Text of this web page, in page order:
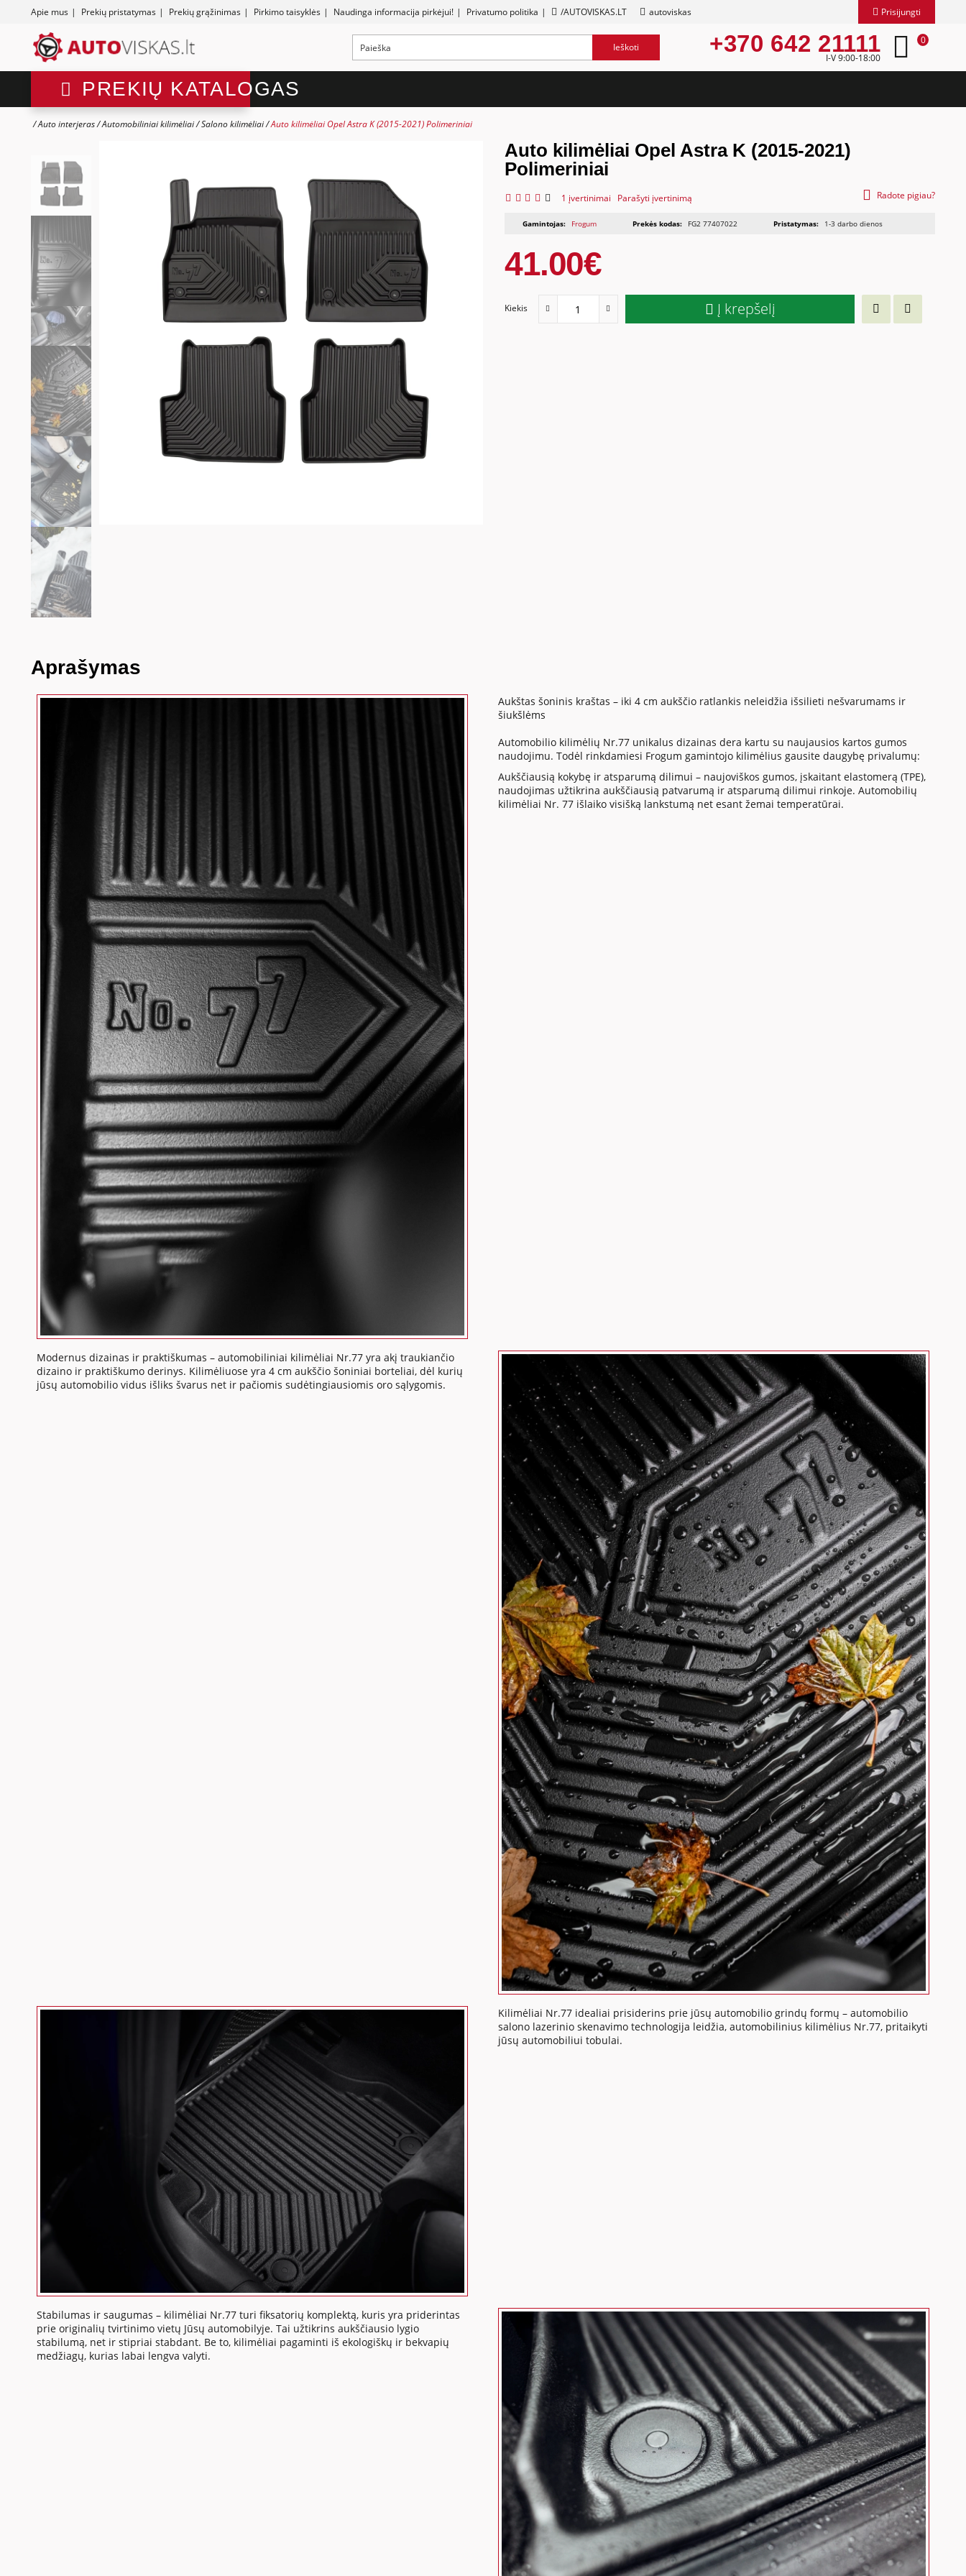
Apie mus | Prekių pristatymas | Prekių grąžinimas | Pirkimo taisyklės | Naudinga informacija pirkėjui! | Privatumo politika | /AUTOVISKAS.LT autoviskas Prisijungti
Ieškoti +370 642 21111
I-V 9:00-18:00
0
PREKIŲ KATALOGAS
Auto interjeras Automobiliniai kilimėliai Salono kilimėliai Auto kilimėliai Opel Astra K (2015-2021) Polimeriniai
Auto kilimėliai Opel Astra K (2015-2021)
Polimeriniai
1 įvertinimai Parašyti įvertinimą Radote pigiau?
Gamintojas: Frogum Prekės kodas: FG2 77407022 Pristatymas: 1-3 darbo dienos
41.00€
Kiekis Į krepšelį
Aprašymas
Aukštas šoninis kraštas – iki 4 cm aukščio ratlankis neleidžia išsilieti nešvarumams ir
šiukšlėms
Automobilio kilimėlių Nr.77 unikalus dizainas dera kartu su naujausios kartos gumos
naudojimu. Todėl rinkdamiesi Frogum gamintojo kilimėlius gausite daugybę privalumų:
Aukščiausią kokybę ir atsparumą dilimui – naujoviškos gumos, įskaitant elastomerą (TPE),
naudojimas užtikrina aukščiausią patvarumą ir atsparumą dilimui rinkoje. Automobilių
kilimėliai Nr. 77 išlaiko visišką lankstumą net esant žemai temperatūrai.
Modernus dizainas ir praktiškumas – automobiliniai kilimėliai Nr.77 yra akį traukiančio
dizaino ir praktiškumo derinys. Kilimėliuose yra 4 cm aukščio šoniniai borteliai, dėl kurių
jūsų automobilio vidus išliks švarus net ir pačiomis sudėtingiausiomis oro sąlygomis.
Kilimėliai Nr.77 idealiai prisiderins prie jūsų automobilio grindų formų – automobilio
salono lazerinio skenavimo technologija leidžia, automobilinius kilimėlius Nr.77, pritaikyti
jūsų automobiliui tobulai.
Stabilumas ir saugumas – kilimėliai Nr.77 turi fiksatorių komplektą, kuris yra priderintas
prie originalių tvirtinimo vietų Jūsų automobilyje. Tai užtikrins aukščiausio lygio
stabilumą, net ir stipriai stabdant. Be to, kilimėliai pagaminti iš ekologiškų ir bekvapių
medžiagų, kurias labai lengva valyti.